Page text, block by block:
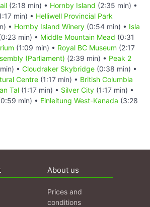
(2:18 min) • Hornby Island (2:35 min) •
min) • Helliwell Provincial Park
• Hornby Island Winery (0:54 min) • Isla
min) • Middle Mountain Mead (0:31
(1:09 min) • Royal BC Museum (2:17
(Parliament) (2:39 min) • Peak 2
• Cloudraker Skybridge (0:38 min) •
Centre (1:17 min) • British Columbia
Tal (1:17 min) • Silver City (1:17 min) •
min) • Einleitung West-Kanada (3:28
About us
Prices and
conditions